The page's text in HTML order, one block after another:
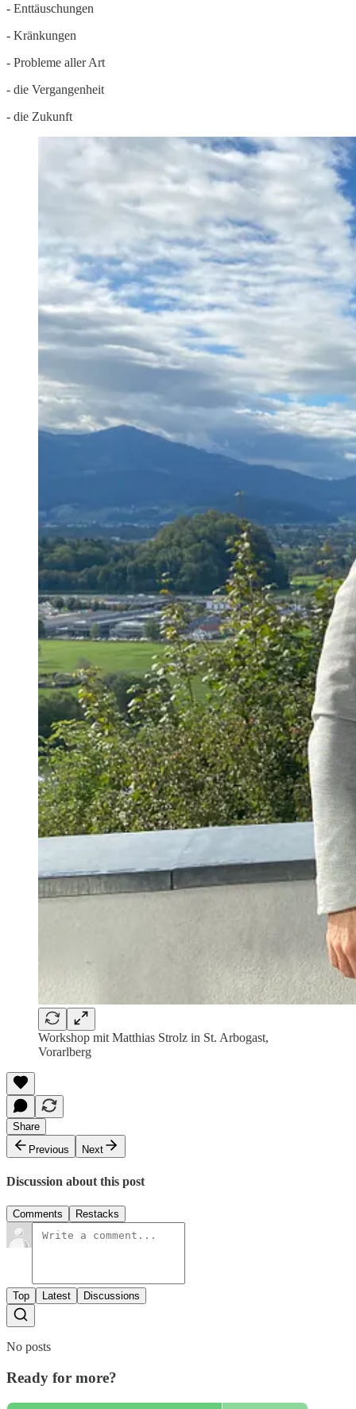
- Enttäuschungen
- Kränkungen
- Probleme aller Art
- die Vergangenheit
- die Zukunft
Workshop mit Matthias Strolz in St. Arbogast,
Vorarlberg
Share
Previous
Next
Discussion about this post
Comments Restacks
Top Latest Discussions
No posts
Ready for more?